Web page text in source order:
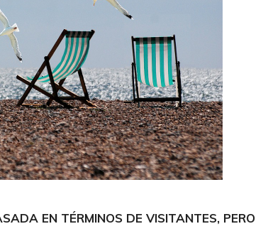
EN TÉRMINOS DE VISITANTES, PERO